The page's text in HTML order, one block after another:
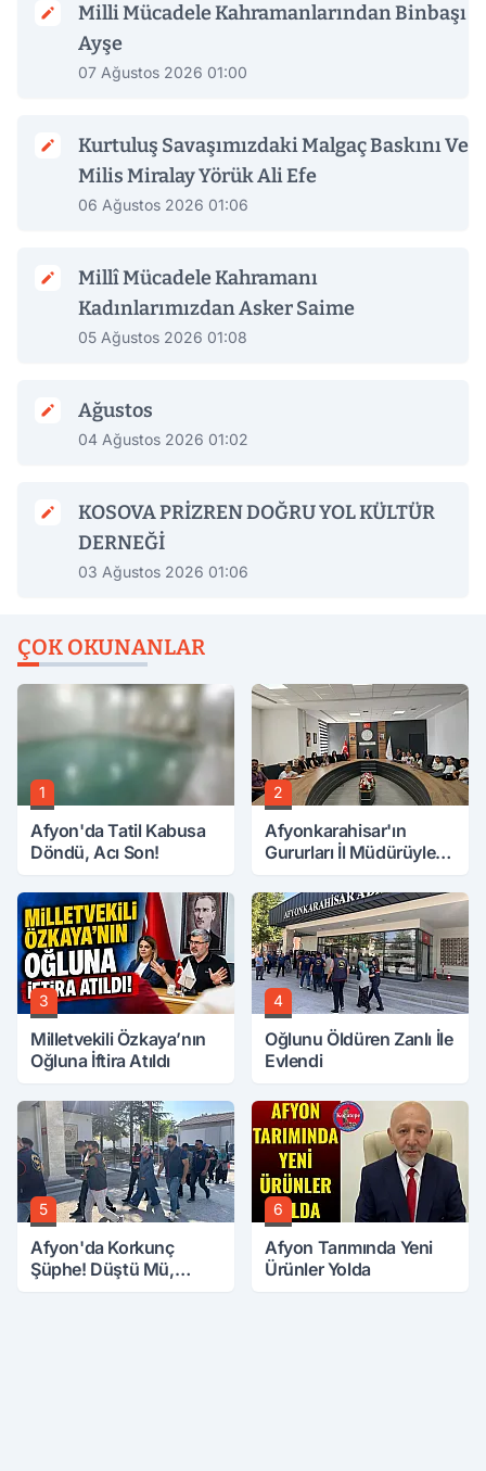
Milli Mücadele Kahramanlarından Binbaşı
Ayşe
07 Ağustos 2026 01:00
Kurtuluş Savaşımızdaki Malgaç Baskını Ve
Milis Miralay Yörük Ali Efe
06 Ağustos 2026 01:06
Millî Mücadele Kahramanı
Kadınlarımızdan Asker Saime
05 Ağustos 2026 01:08
Ağustos
04 Ağustos 2026 01:02
KOSOVA PRİZREN DOĞRU YOL KÜLTÜR
DERNEĞİ
03 Ağustos 2026 01:06
ÇOK OKUNANLAR
1
Afyon'da Tatil Kabusa
Döndü, Acı Son!
2
Afyonkarahisar'ın
Gururları İl Müdürüyle
3
Milletvekili Özkaya’nın
Oğluna İftira Atıldı
4
Oğlunu Öldüren Zanlı İle
Evlendi
5
Afyon'da Korkunç
Şüphe! Düştü Mü,
6
Afyon Tarımında Yeni
Ürünler Yolda